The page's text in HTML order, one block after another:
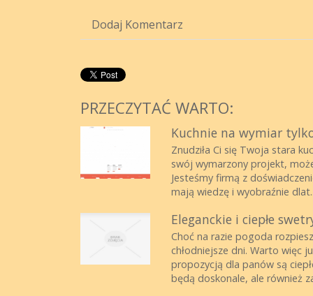
Dodaj Komentarz
PRZECZYTAĆ WARTO:
Kuchnie na wymiar
Znudziła Ci się Twoja stara
swój wymarzony projekt,
Jesteśmy firmą z
mają wiedzę i wyobraźnie
Eleganckie i ciepłe
Choć na razie pogoda
chłodniejsze dni. Warto więc
propozycją dla panów są
będą doskonale, ale również